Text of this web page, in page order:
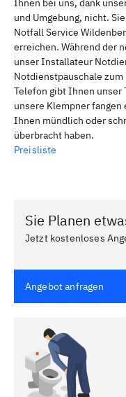
und Umgebung, nicht.
Notfall Service
erreichen. Während der
unser Installateur
Notdienstpauschale
Telefon gibt Ihnen unser
unsere Klempner
Ihnen mündlich oder
überbracht haben.
Preisliste
Sie Planen
Jetzt kostenloses
Angebot anfragen